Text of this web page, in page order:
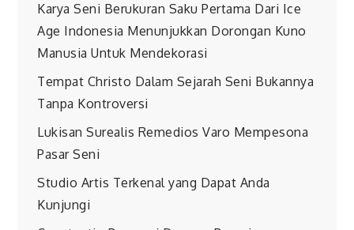
Karya Seni Berukuran Saku Pertama Dari Ice
Age Indonesia Menunjukkan Dorongan Kuno
Manusia Untuk Mendekorasi
Tempat Christo Dalam Sejarah Seni Bukannya
Tanpa Kontroversi
Lukisan Surealis Remedios Varo Mempesona
Pasar Seni
Studio Artis Terkenal yang Dapat Anda
Kunjungi